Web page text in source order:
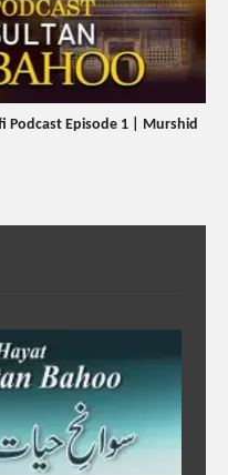
Podcast Episode 1 | Murshid